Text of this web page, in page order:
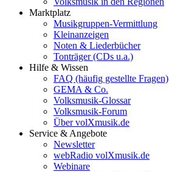
Marktplatz
Musikgruppen-Vermittlung
Kleinanzeigen
Noten & Liederbücher
Tonträger (CDs u.a.)
Hilfe & Wissen
FAQ (häufig gestellte Fragen)
GEMA & Co.
Volksmusik-Glossar
Volksmusik-Forum
Über volXmusik.de
Service & Angebote
Newsletter
webRadio volXmusik.de
Webinare